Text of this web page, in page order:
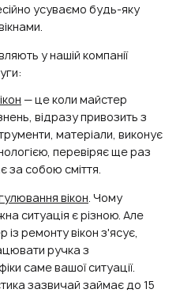
усуваємо будь-яку
у нашій компанії
— це коли майстер
відразу привозить з
матеріали, виконує
перевіряє ще раз
за собою сміття.
вікон . Чому
ситуація є різною. Але
ремонту вікон з'ясує,
ручка з
саме вашої ситуації.
зазвичай займає до 15